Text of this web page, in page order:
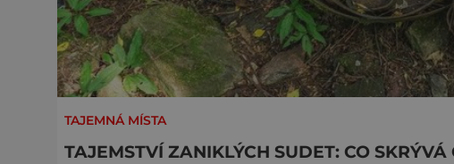
TAJEMNÁ MÍSTA
TAJEMSTVÍ ZANIKLÝCH SUDET: CO